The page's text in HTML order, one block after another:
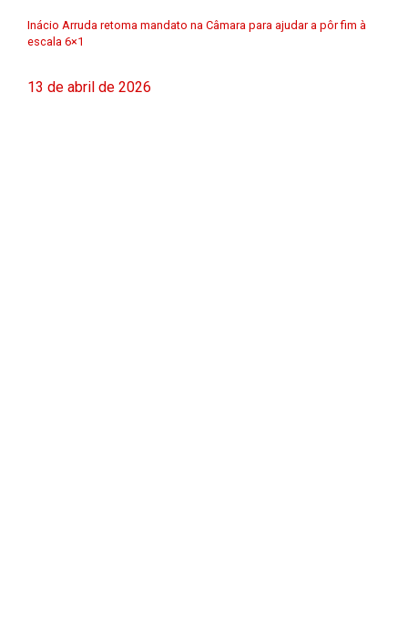
Inácio Arruda retoma mandato na Câmara para ajudar a pôr fim à
escala 6×1
13 de abril de 2026